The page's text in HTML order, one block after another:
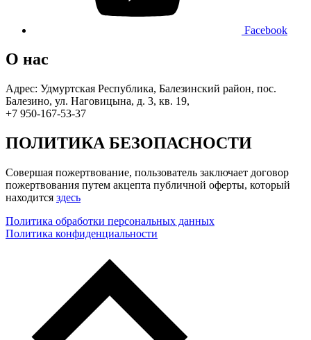
Facebook
О нас
Адрес: Удмуртская Республика, Балезинский район, пос.
Балезино, ул. Наговицына, д. 3, кв. 19,
+7 950-167-53-37
ПОЛИТИКА БЕЗОПАСНОСТИ
Совершая пожертвование, пользователь заключает договор
пожертвования путем акцепта публичной оферты, который
находится здесь
Политика обработки персональных данных
Политика конфиденциальности